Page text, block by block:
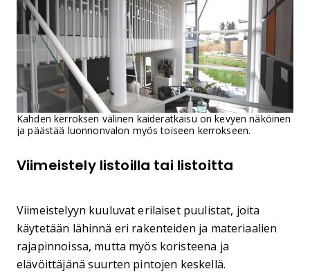
Kahden kerroksen välinen kaideratkaisu on kevyen näköinen
ja päästää luonnonvalon myös toiseen kerrokseen.
Viimeistely listoilla tai listoitta
Viimeistelyyn kuuluvat erilaiset puulistat, joita
käytetään lähinnä eri rakenteiden ja materiaalien
rajapinnoissa, mutta myös koristeena ja
elävöittäjänä suurten pintojen keskellä.